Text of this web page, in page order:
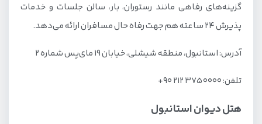
گزینه‌های رفاهی مانند رستوران، بار، سالن جلسات و خدمات
پذیرش ۲۴ ساعته هم جهت رفاه حال مسافران ارائه می‌دهد.
آدرس: استانبول، منطقه شیشلی، خیابان ۱۹ مای‌یِس شماره ۲
تلفن: 0000 375 212 90+
هتل دیوان استانبول